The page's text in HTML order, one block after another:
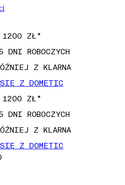
1200 ZŁ*
DNI ROBOCZYCH
Z KLARNA
SIĘ Z DOMETIC
1200 ZŁ*
DNI ROBOCZYCH
Z KLARNA
SIĘ Z DOMETIC